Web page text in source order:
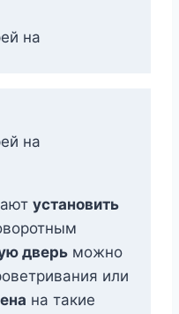
установить
дверь можно
или
на такие